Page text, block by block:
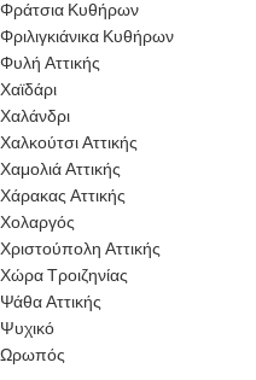
Φράτσια Κυθήρων
Φριλιγκιάνικα Κυθήρων
Φυλή Αττικής
Χαϊδάρι
Χαλάνδρι
Χαλκούτσι Αττικής
Χαμολιά Αττικής
Χάρακας Αττικής
Χολαργός
Χριστούπολη Αττικής
Χώρα Τροιζηνίας
Ψάθα Αττικής
Ψυχικό
Ωρωπός